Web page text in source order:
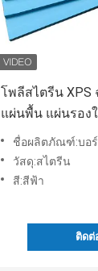
โพลีสไตรีน
แผ่นพื้น แผ่นรอง
บอร์ด
ชื่อผลิตภัณฑ์:บอร์
วัสดุ:สไตรีน
สี:สีฟ้า
ติดต่